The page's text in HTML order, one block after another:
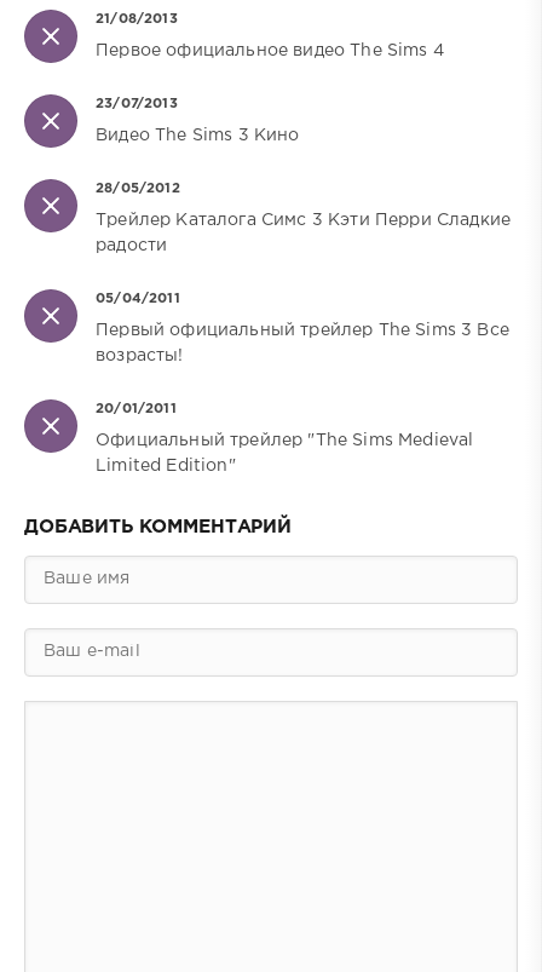
21/08/2013
Первое официальное видео The Sims 4
23/07/2013
Видео The Sims 3 Кино
28/05/2012
Трейлер Каталога Симс 3 Кэти Перри Сладкие
радости
05/04/2011
Первый официальный трейлер The Sims 3 Все
возрасты!
20/01/2011
Официальный трейлер "The Sims Medieval
Limited Edition"
ДОБАВИТЬ КОММЕНТАРИЙ